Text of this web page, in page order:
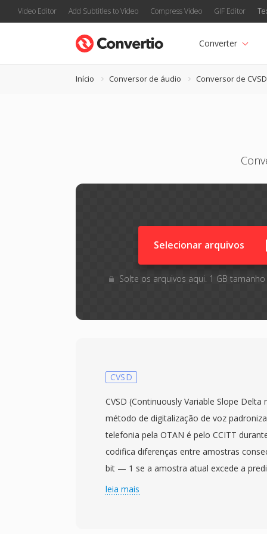
Video Editor Add Subtitles to Video Compress Video GIF Editor
Converter
Início Conversor de áudio Conversor de CVSD
Selecionar arquivos
Solte os arquivos aqui. 1 GB
CVSD
CVSD (Continuously Variable Slope
método de digitalização de voz
telefonia pela OTAN é pelo CCITT
codifica diferenças entre amostras
bit — 1 se a amostra atual excede a
enquanto um filtro de companding
leia mais